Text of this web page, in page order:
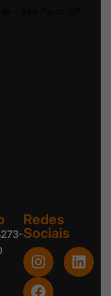
- São Paulo/SP
Redes
Sociais